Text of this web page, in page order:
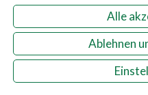
Familie Hedegger
+43(0)6463 7141
www.laemmerhof.at
Alle
Ablehnen